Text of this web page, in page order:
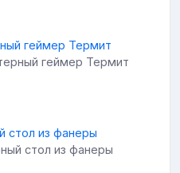
геймер Термит
стол из фанеры